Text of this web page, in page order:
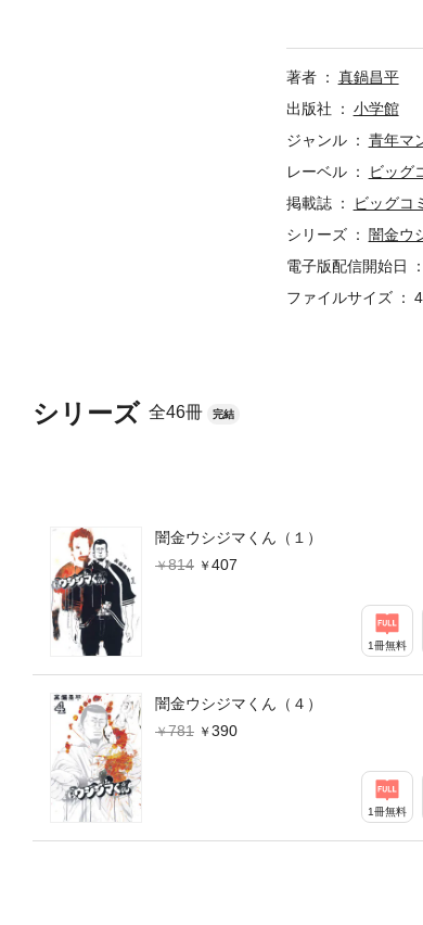
シリーズ 全46冊 完結
闇金ウシジマくん（１）
814
407
1冊無料
闇金ウシジマくん（４）
781
390
1冊無料
も急上昇していた
著者
真鍋昌平
出版社
小学館
ジャンル
青年マ
レーベル
ビッグ
掲載誌
ビッグコ
シリーズ
闇金ウ
電子版配信開始日
ファイルサイズ